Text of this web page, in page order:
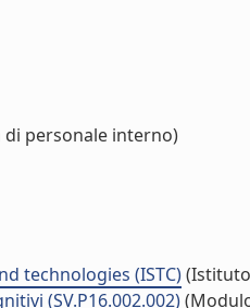
di personale interno)
technologies (ISTC)
(SV.P16.002.002)